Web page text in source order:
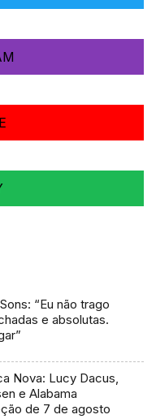
“Eu não trago
e absolutas.
Nova: Lucy Dacus,
e Alabama
de 7 de agosto